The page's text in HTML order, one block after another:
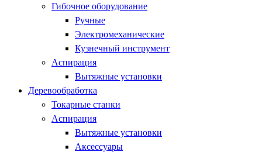
Гибочное оборудование
Ручные
Электромеханические
Кузнечный инструмент
Аспирация
Вытяжные установки
Деревообработка
Токарные станки
Аспирация
Вытяжные установки
Аксессуары